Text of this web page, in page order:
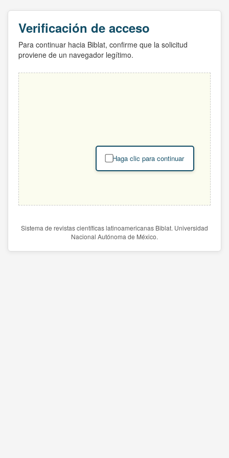
Verificación de acceso
Para continuar hacia Biblat, confirme que la solicitud
proviene de un navegador legítimo.
Haga clic para continuar
Sistema de revistas científicas latinoamericanas Biblat. Universidad
Nacional Autónoma de México.